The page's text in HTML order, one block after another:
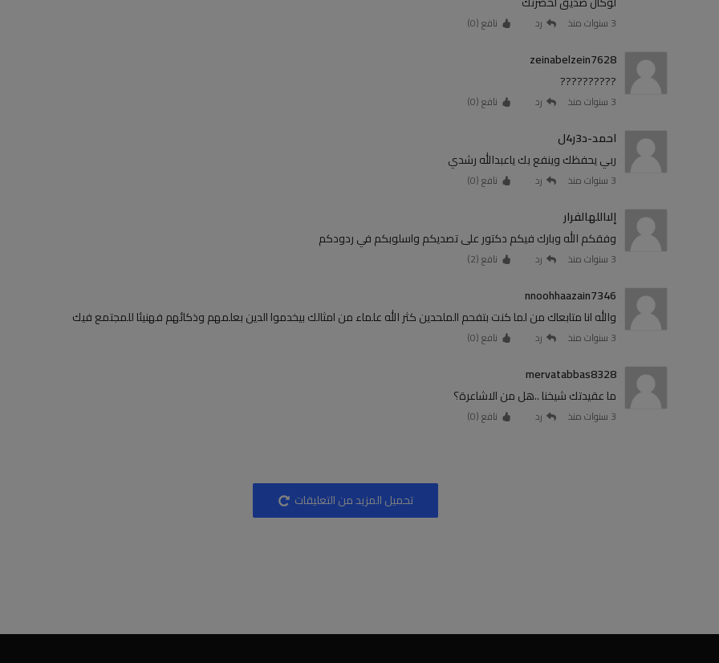
3 سنوات منذ رد نافع (0
)
zeinabelzein7628
??????????
3 سنوات منذ رد نافع (0
)
احمد-د3ر4ل
ربي يحفظك وينفع بك ياعبدالله رشدي
3 سنوات منذ رد نافع (0
)
إلىاللهالفرار
وفقكم الله وبارك فيكم دكتور على تصديكم واسلوبكم في ردودكم
3 سنوات منذ رد نافع (2
)
nnoohhaazain7346
والله انا متابعاك من لما كنت بتفحم الملحدين كثر الله علماء من امثالك بيخدموا الدين بعلمهم وذكائهم فهنيئا للمجتمع فيك
3 سنوات منذ رد نافع (0
)
mervatabbas8328
ما عقيدتك شيخنا ..هل من الاشاعرة؟
3 سنوات منذ رد نافع (0
)
تحميل المزيد من التعليقات